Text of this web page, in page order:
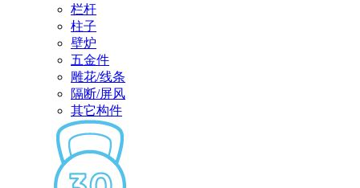
栏杆
柱子
壁炉
五金件
雕花/线条
隔断/屏风
其它构件